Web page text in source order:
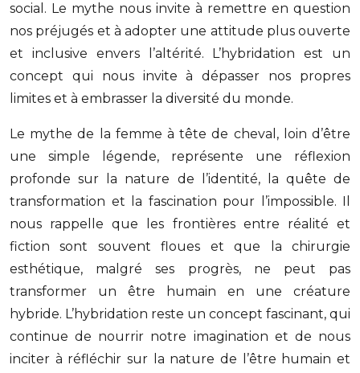
social. Le mythe nous invite à remettre en question
nos préjugés et à adopter une attitude plus ouverte
et inclusive envers l’altérité. L’hybridation est un
concept qui nous invite à dépasser nos propres
limites et à embrasser la diversité du monde.
Le mythe de la femme à tête de cheval, loin d’être
une simple légende, représente une réflexion
profonde sur la nature de l’identité, la quête de
transformation et la fascination pour l’impossible. Il
nous rappelle que les frontières entre réalité et
fiction sont souvent floues et que la chirurgie
esthétique, malgré ses progrès, ne peut pas
transformer un être humain en une créature
hybride. L’hybridation reste un concept fascinant, qui
continue de nourrir notre imagination et de nous
inciter à réfléchir sur la nature de l’être humain et